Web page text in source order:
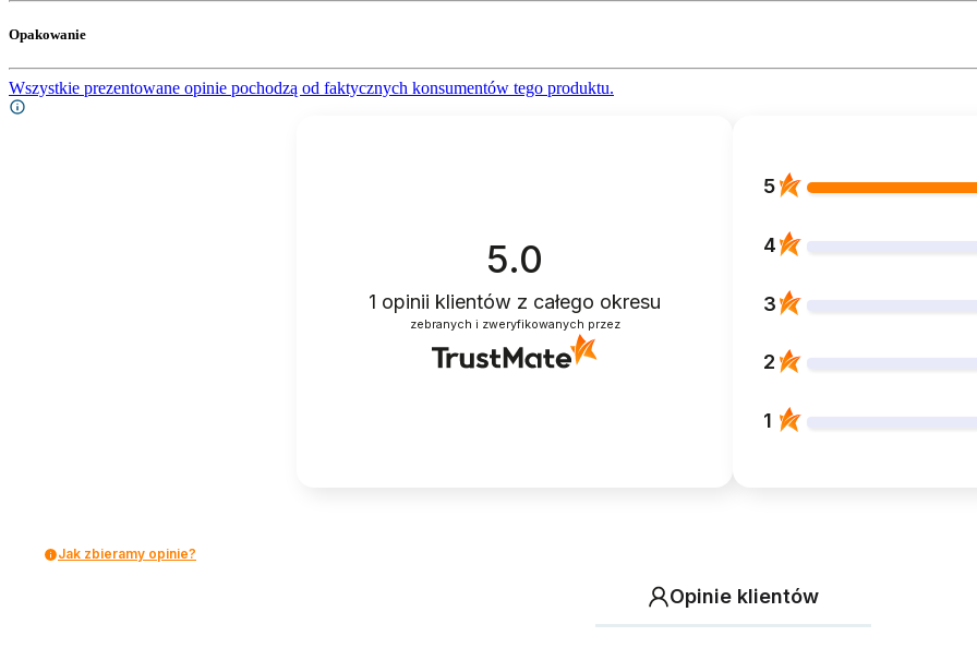
Opakowanie
Wszystkie prezentowane opinie pochodzą od faktycznych konsumentów tego produktu.
5.0
1 opinii klientów z całego okresu
zebranych i zweryfikowanych przez
5
4
3
2
1
Jak zbieramy opinie?
Opinie klientów